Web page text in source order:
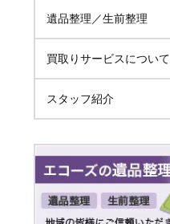
遺品整理／生前整理
買取りサービスについて
スタッフ紹介